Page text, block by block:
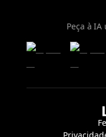
Peça à